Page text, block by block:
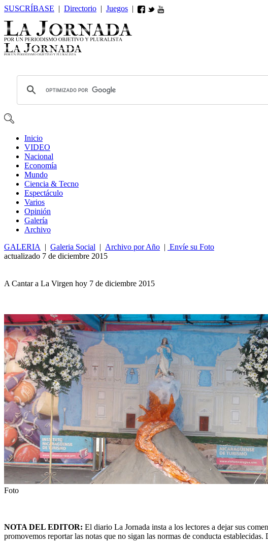
SUSCRÍBASE | Directorio | Juegos |
Inicio
VIDEO
Nacional
Economía
Mundo
Ciencia & Tecno
Espectáculo
Varios
Opinión
Galería
Archivo
GALERIA
| Galeria Social | Archivo por Año | Envíe su Foto
actualizado 7 de diciembre 2015
A Cantar a La Virgen hoy 7 de diciembre 2015
Foto
NOTA DEL EDITOR: El diario La Jornada insta a los lectores a dejar sus
promovemos reportar las notas que no sigan las normas de conducta